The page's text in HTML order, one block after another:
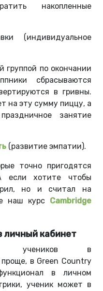
накопленные
(индивидуальное
группой по окончании
сбрасываются
в гривны.
на эту сумму пиццу, а
занятие
(развитие эмпатии).
точно пригодятся
если хотите чтобы
но и считал на
наш курс Cambridge
личный кабинет
учеников в
в Green Country
в личном
ученик может в